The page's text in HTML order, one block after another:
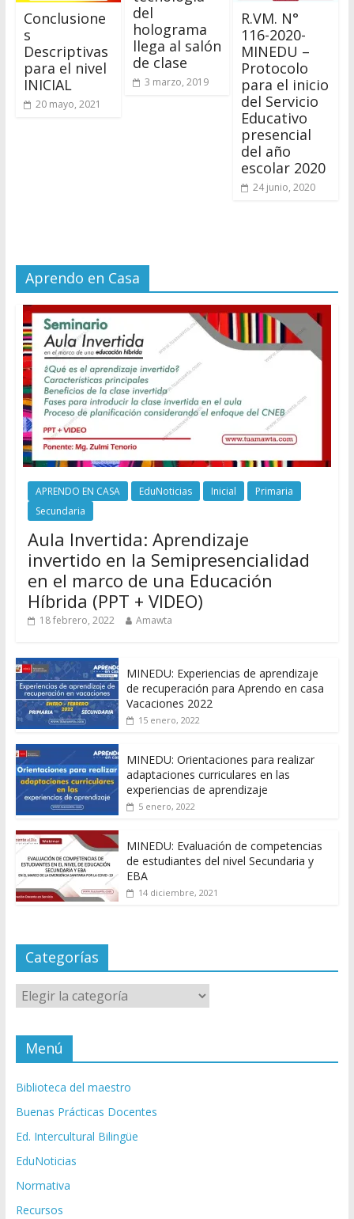
Conclusione
s
Descriptivas
para el nivel
INICIAL
20 mayo, 2021
del
holograma
llega al salón
de clase
3 marzo, 2019
R.VM. N°
116-2020-
MINEDU –
Protocolo
para el inicio
del Servicio
Educativo
presencial
del año
escolar 2020
24 junio, 2020
Aprendo en Casa
APRENDO EN CASA EduNoticias Inicial
Primaria
Secundaria
Aula Invertida: Aprendizaje
invertido en la Semipresencialidad
en el marco de una Educación
Híbrida (PPT + VIDEO)
18 febrero, 2022 Amawta
MINEDU: Experiencias de aprendizaje
de recuperación para Aprendo en casa
Vacaciones 2022
15 enero, 2022
MINEDU: Orientaciones para realizar
adaptaciones curriculares en las
experiencias de aprendizaje
5 enero, 2022
MINEDU: Evaluación de competencias
de estudiantes del nivel Secundaria y
EBA
14 diciembre, 2021
Categorías
Categorías
Menú
Biblioteca del maestro
Buenas Prácticas Docentes
Ed. Intercultural Bilingüe
EduNoticias
Normativa
Recursos